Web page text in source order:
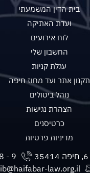
בית הדין המשמעתי
ועדת האתיקה
לוח אירועים
החשבון שלי
עגלת קניות
תקנון אתר ועד מחוז חיפה
נוהל ביטולים
הצהרת נגישות
כרטיסנים
מדיניות פרטיות
ib@haifabar-law.org.il